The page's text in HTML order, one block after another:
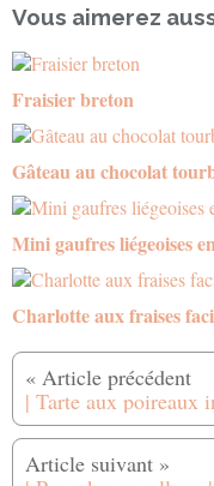
Vous aimerez
Fraisier breton
Gâteau au chocolat
Mini gaufres liégeoises
Charlotte aux fraises
| Tarte aux poireaux